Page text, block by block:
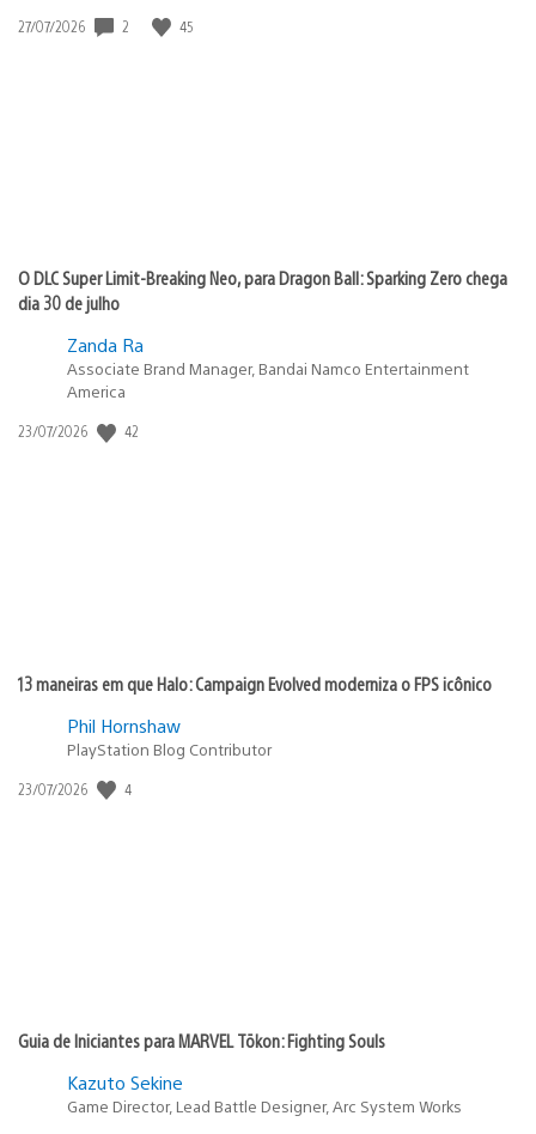
Data
27/07/2026 2 45
O DLC Super Limit-Breaking Neo, para Dragon Ball: Sparking Zero chega
dia 30 de julho
Zanda Ra
Associate Brand Manager, Bandai Namco Entertainment
America
Data
23/07/2026 42
13 maneiras em que Halo: Campaign Evolved moderniza o FPS icônico
Phil Hornshaw
PlayStation Blog Contributor
Data
23/07/2026 4
Guia de Iniciantes para MARVEL Tōkon: Fighting Souls
Kazuto Sekine
Game Director, Lead Battle Designer, Arc System Works